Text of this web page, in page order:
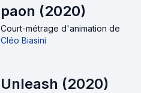
paon (2020)
Court-métrage d'animation de
Cléo Biasini
Unleash (2020)